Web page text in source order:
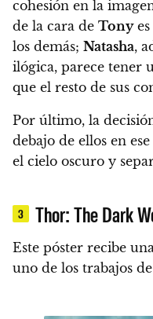
cohesión en la
de la cara de Tonyes
los demás; Natasha,
ilógica, parece tener
que el resto de sus
Por último, la
debajo de ellos en
el cielo oscuro y
3 Thor: The Dark
Este póster recibe
uno de los trabajos